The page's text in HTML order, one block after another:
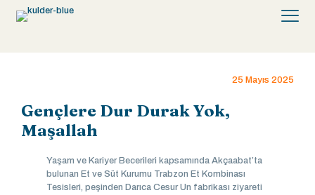
25 Mayıs 2025
Gençlere Dur Durak Yok,
Maşallah
Yaşam ve Kariyer Becerileri kapsamında Akçaabat’ta
bulunan Et ve Süt Kurumu Trabzon Et Kombinası
Tesisleri, peşinden Darıca Cesur Un fabrikası ziyareti